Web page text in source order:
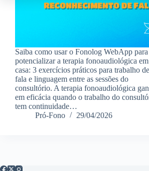
Saiba como usar o Fonolog WebApp para
potencializar a terapia fonoaudiológica em
casa: 3 exercícios práticos para trabalho de
fala e linguagem entre as sessões do
consultório. A terapia fonoaudiológica
em eficácia quando o trabalho do
tem continuidade…
Pró-Fono
29/04/2026